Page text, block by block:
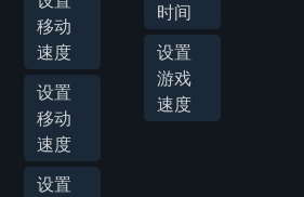
移动
速度
设置
移动
速度
设置
时间
设置
游戏
速度